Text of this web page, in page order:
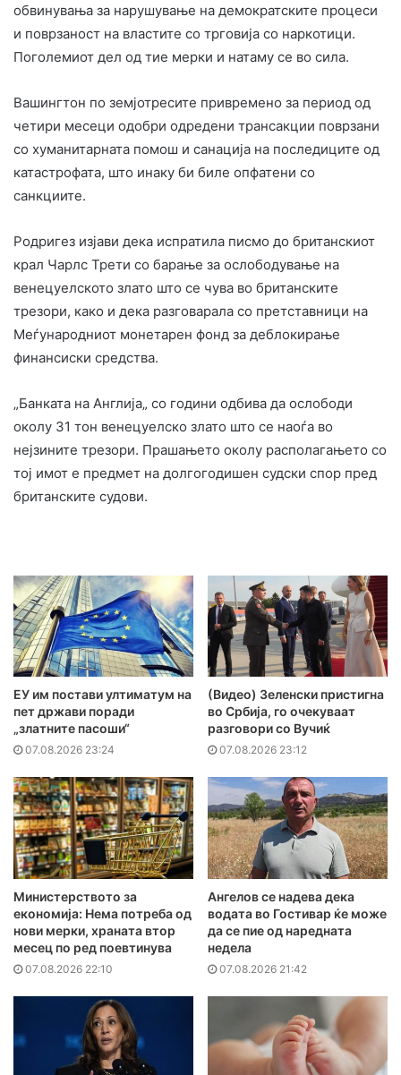
обвинувања за нарушување на демократските процеси
и поврзаност на властите со трговија со наркотици.
Поголемиот дел од тие мерки и натаму се во сила.
Вашингтон по земјотресите привремено за период од
четири месеци одобри одредени трансакции поврзани
со хуманитарната помош и санација на последиците од
катастрофата, што инаку би биле опфатени со
санкциите.
Родригез изјави дека испратила писмо до британскиот
крал Чарлс Трети со барање за ослободување на
венецуелското злато што се чува во британските
трезори, како и дека разговарала со претставници на
Меѓународниот монетарен фонд за деблокирање
финансиски средства.
„Банката на Англија„ со години одбива да ослободи
околу 31 тон венецуелско злато што се наоѓа во
нејзините трезори. Прашањето околу располагањето со
тој имот е предмет на долгогодишен судски спор пред
британските судови.
ЕУ им постави ултиматум на
пет држави поради
„златните пасоши“
07.08.2026 23:24
(Видео) Зеленски пристигна
во Србија, го очекуваат
разговори со Вучиќ
07.08.2026 23:12
Министерството за
економија: Нема потреба од
нови мерки, храната втор
месец по ред поевтинува
07.08.2026 22:10
Ангелов се надева дека
водата во Гостивар ќе може
да се пие од наредната
недела
07.08.2026 21:42